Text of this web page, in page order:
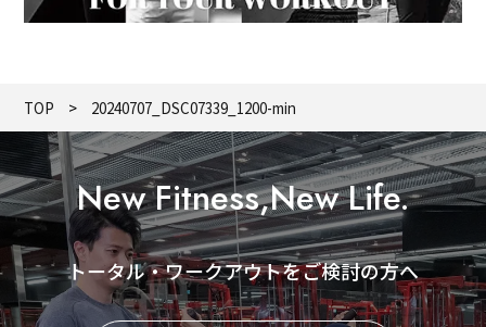
TOP 20240707_DSC07339_1200-min
New Fitness,New Life.
トータル・ワークアウトをご検討の方へ